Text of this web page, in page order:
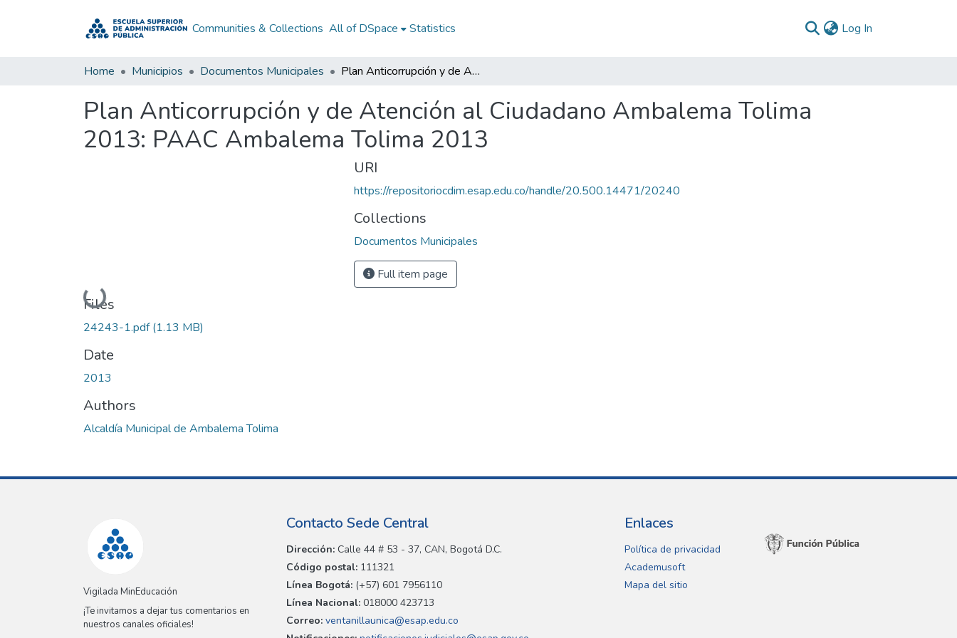
Communities & Collections All of DSpace Statistics Log In
Home Municipios Documentos Municipales Plan Anticorrupción y de Atención al Ciudadano Ambalema Tolima 2013: PAAC Ambalema Tolima 2013
Plan Anticorrupción y de Atención al Ciudadano Ambalema Tolima
2013: PAAC Ambalema Tolima 2013
Loading...
Files
24243-1.pdf(1.13 MB)
Date
2013
Authors
Alcaldía Municipal de Ambalema Tolima
URI
https://repositoriocdim.esap.edu.co/handle/20.500.14471/20240
Collections
Documentos Municipales
Full item page
Vigilada MinEducación
¡Te invitamos a dejar tus comentarios en
nuestros canales oficiales!
Contacto Sede Central
Dirección: Calle 44 # 53 - 37, CAN, Bogotá D.C.
Código postal: 111321
Línea Bogotá: (+57) 601 7956110
Línea Nacional: 018000 423713
Correo: ventanillaunica@esap.edu.co
Enlaces
Política de privacidad
Academusoft
Mapa del sitio